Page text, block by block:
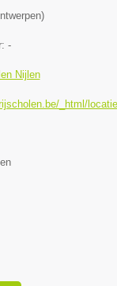
)
-
Nijlen
_html/